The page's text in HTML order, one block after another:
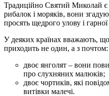
Традиційно Святий Миколай
рибалок і моряків, вони
просять щедрого улову і
У деяких країнах вважають,
приходить не один, а з почтом:
двоє янголят – вони
про слухняних малюків;
двоє чортиків, які
витівки малечі.